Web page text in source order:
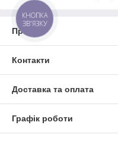
Про нас
Контакти
Доставка та оплата
Графік роботи
КНОПКА
ЗВ'ЯЗКУ